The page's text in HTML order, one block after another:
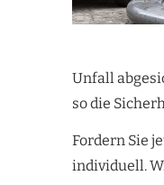
Unfall
so die
Fordern Sie
individuell.